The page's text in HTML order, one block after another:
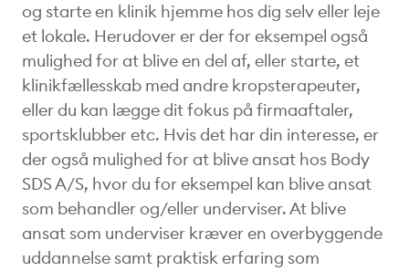
og starte en klinik hjemme hos dig selv eller leje
et lokale. Herudover er der for eksempel også
mulighed for at blive en del af, eller starte, et
klinikfællesskab med andre kropsterapeuter,
eller du kan lægge dit fokus på firmaaftaler,
sportsklubber etc. Hvis det har din interesse, er
der også mulighed for at blive ansat hos Body
SDS A/S, hvor du for eksempel kan blive ansat
som behandler og/eller underviser. At blive
ansat som underviser kræver en overbyggende
uddannelse samt praktisk erfaring som